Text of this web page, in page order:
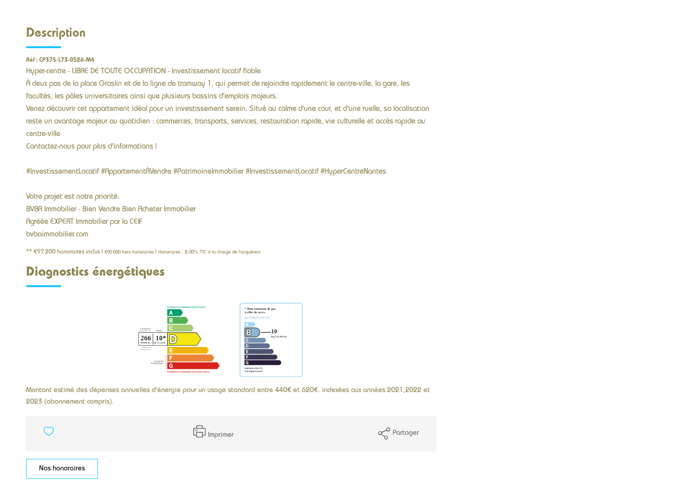
Description
Réf : CP375-L73-0526-M4
Hyper-centre - LIBRE DE TOUTE OCCUPATION - Investissement locatif fiable
À deux pas de la place Graslin et de la ligne de tramway 1, qui permet de rejoindre rapidement le centre-ville, la gare, les
facultés, les pôles universitaires ainsi que plusieurs bassins d'emplois majeurs.
Venez découvrir cet appartement idéal pour un investissement serein. Situé au calme d'une cour, et d'une ruelle, sa localisation
reste un avantage majeur au quotidien : commerces, transports, services, restauration rapide, vie culturelle et accès rapide au
centre-ville
Contactez-nous pour plus d'informations !
#InvestissementLocatif #AppartementÀVendre #PatrimoineImmobilier #InvestissementLocatif #HyperCentreNantes
Votre projet est notre priorité.
BVBA Immobilier - Bien Vendre Bien Acheter Immobilier
Agréée EXPERT Immobilier par la CEIF
bvbaimmobilier.com
** €97 200 honoraires inclus | €90 000 hors honoraires | Honoraires : 8.00% TTC à la charge de l'acquéreur
Diagnostics énergétiques
Montant estimé des dépenses annuelles d'énergie pour un usage standard entre 440€ et 620€. indexées aux années 2021,2022 et
2023 (abonnement compris).
Imprimer Partager
Nos honoraires